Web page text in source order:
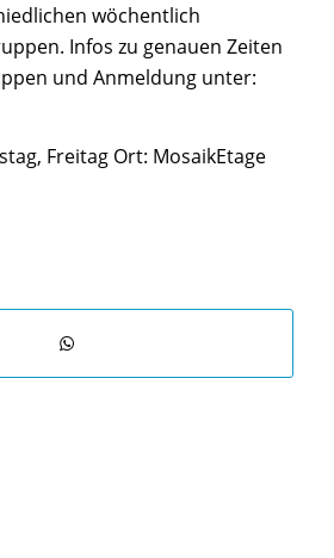
wöchentlich
Infos zu genauen Zeiten
und Anmeldung unter:
Freitag Ort: MosaikEtage